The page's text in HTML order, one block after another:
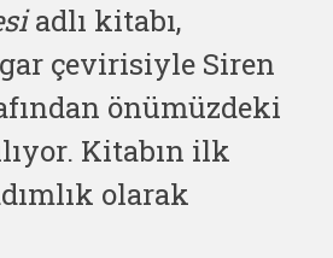
adlı kitabı,
çevirisiyle Siren
önümüzdeki
Kitabın ilk
olarak